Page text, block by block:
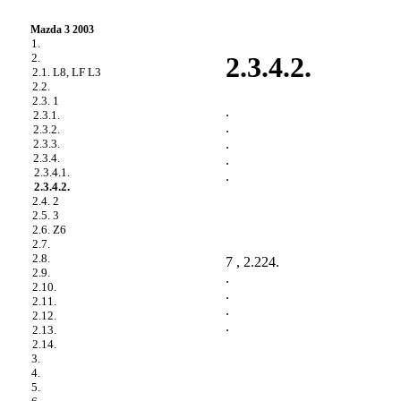
Mazda 3 2003
1.
2.
2.1. L8, LF L3
2.2.
2.3. 1
2.3.1.
2.3.2.
2.3.3.
2.3.4.
2.3.4.1.
2.3.4.2.
2.4. 2
2.5. 3
2.6. Z6
2.7.
2.8.
2.9.
2.10.
2.11.
2.12.
2.13.
2.14.
3.
4.
5.
2.3.4.2.
.
.
.
.
.
7 , 2.224.
.
.
.
.